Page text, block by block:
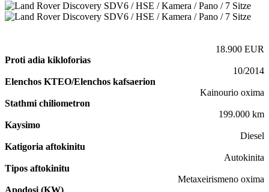
18.900 EUR
Proti adia kikloforias
10/2014
Elenchos KTEO/Elenchos kafsaerion
Kainourio oxima
Stathmi chiliometron
199.000 km
Kaysimo
Diesel
Katigoria aftokinitu
Autokinita
Tipos aftokinitu
Metaxeirismeno oxima
Apodosi (KW)